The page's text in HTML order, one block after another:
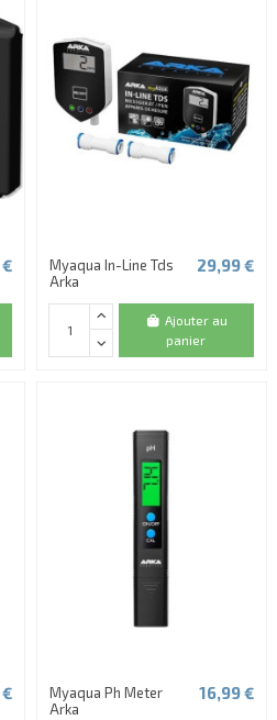
Myaqua In-Line Tds
Arka
29,99 €
Ajouter au
panier
Myaqua Ph Meter
Arka
16,99 €